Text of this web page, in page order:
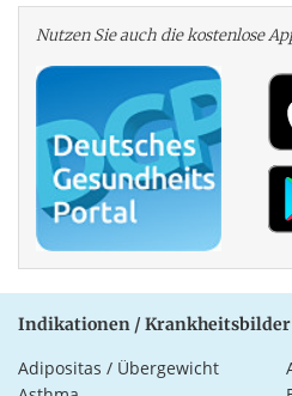
Nutzen Sie auch die kosten­lose
Indikationen / Krankheitsbilder
Adipositas / Übergewicht